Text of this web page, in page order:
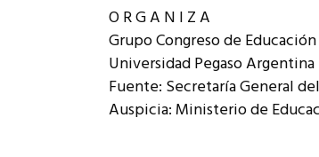
O R G A N I Z A
Grupo Congreso de Educación
Universidad Pegaso Argentina
Fuente: Secretaría General
Auspicia: Ministerio de